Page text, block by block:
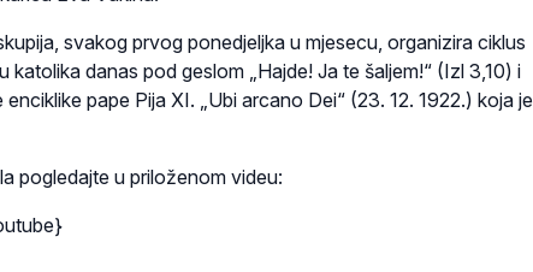
svakog prvog ponedjeljka u mjesecu, organizira ciklus
danas pod geslom „Hajde! Ja te šaljem!“ (Izl 3,10) i
pape Pija XI. „Ubi arcano Dei“ (23. 12. 1922.) koja je
pogledajte u priloženom videu: